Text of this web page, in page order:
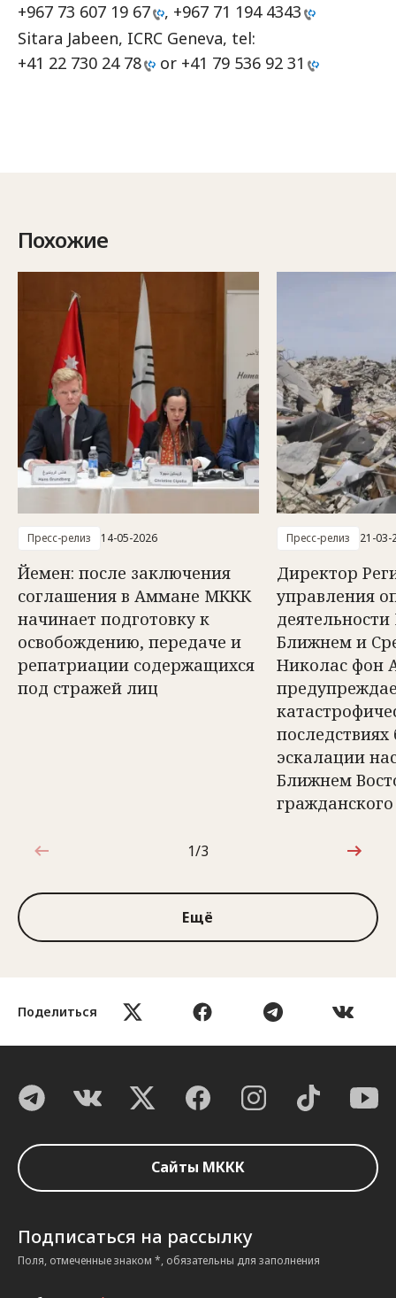
Поделиться
+967 73 607 19 67
, +967 71 194 4343
Sitara Jabeen, ICRC Geneva, tel:
+41 22 730 24 78
or +41 79 536 92 31
Похожие
Пресс-релиз 14-05-2026
Йемен: после заключения
соглашения в Аммане МККК
начинает подготовку к
освобождению, передаче и
репатриации содержащихся
под стражей лиц
Пресс-релиз 21-03-
Директор
управления
Ближнем и
Николас фон
эскалации
Ближнем
1 из 3
1/3
Ещё
Сайты МККК
Подписаться на рассылку
Поля, отмеченные знаком *, обязательны для заполнения